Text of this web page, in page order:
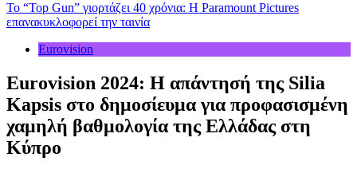
Το “Top Gun” γιορτάζει 40 χρόνια: Η Paramount Pictures
επανακυκλοφορεί την ταινία
Eurovision
Eurovision 2024: Η απάντησή της Silia
Kapsis στο δημοσίευμα για προφασισμένη
χαμηλή βαθμολογία της Ελλάδας στη
Κύπρο